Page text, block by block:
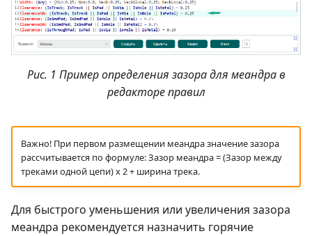
Рис. 1 Пример определения зазора для меандра в
редакторе правил
Важно! При первом размещении меандра значение зазора
рассчитывается по формуле: Зазор меандра = (Зазор между
треками одной цепи) x 2 + ширина трека.
Для быстрого уменьшения или увеличения зазора
меандра рекомендуется назначить горячие